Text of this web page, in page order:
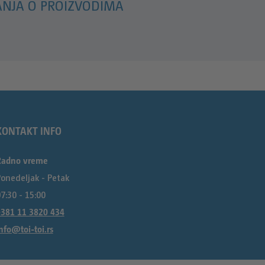
O PROIZVODIMA
INFO
vreme
- Petak
- 15:00
11 3820 434
toi.rs